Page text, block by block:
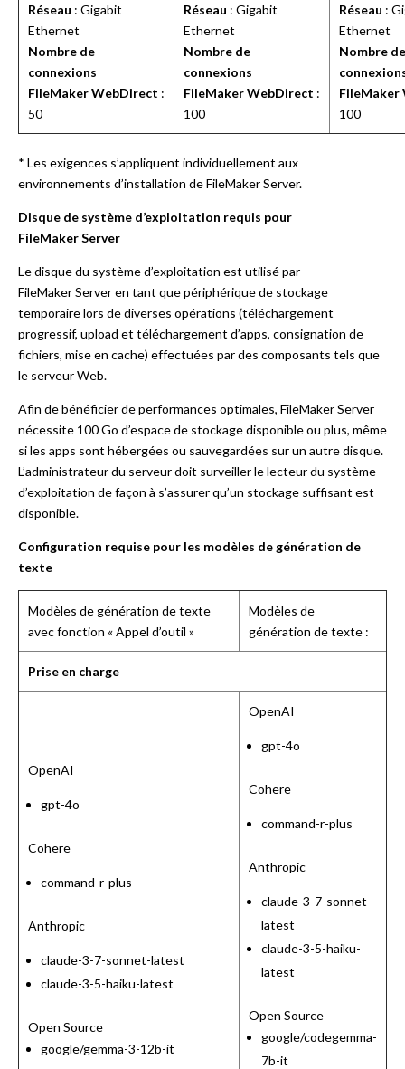
Réseau : Gigabit
Ethernet
Nombre de
connexions
FileMaker WebDirect :
50
Réseau : Gigabit
Ethernet
Nombre de
connexions
FileMaker WebDirect :
100
Réseau :
Ethernet
Nombre de
FileMaker
100
* Les exigences s’appliquent individuellement aux
environnements d’installation de FileMaker Server.
Disque de système d’exploitation requis pour
FileMaker Server
Le disque du système d’exploitation est utilisé par
FileMaker Server en tant que périphérique de stockage
temporaire lors de diverses opérations (téléchargement
progressif, upload et téléchargement d’apps, consignation de
fichiers, mise en cache) effectuées par des composants tels que
le serveur Web.
Afin de bénéficier de performances optimales, FileMaker Server
nécessite 100 Go d’espace de stockage disponible ou plus, même
si les apps sont hébergées ou sauvegardées sur un autre disque.
L’administrateur du serveur doit surveiller le lecteur du système
d’exploitation de façon à s’assurer qu’un stockage suffisant est
disponible.
Configuration requise pour les modèles de génération de
texte
Modèles de génération de texte
avec fonction « Appel d’outil »
Modèles de
génération de texte :
Prise en charge
OpenAI
gpt-4o
Cohere
command-r-plus
Anthropic
claude-3-7-sonnet-latest
claude-3-5-haiku-latest
Open Source
google/gemma-3-12b-it
OpenAI
gpt-4o
Cohere
command-r-plus
Anthropic
claude-3-7-sonnet-
latest
claude-3-5-haiku-
latest
Open Source
google/codegemma-
7b-it